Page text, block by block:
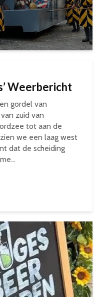
Weerbericht
gordel van
zuid van
tot aan de
we een laag west
dat de scheiding